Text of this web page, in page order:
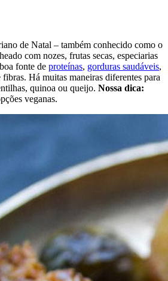
de Natal – também conhecido como o
com nozes, frutas secas, especiarias
fonte de proteínas, gorduras saudáveis,
Há muitas maneiras diferentes para
quinoa ou queijo. Nossa dica:
veganas.